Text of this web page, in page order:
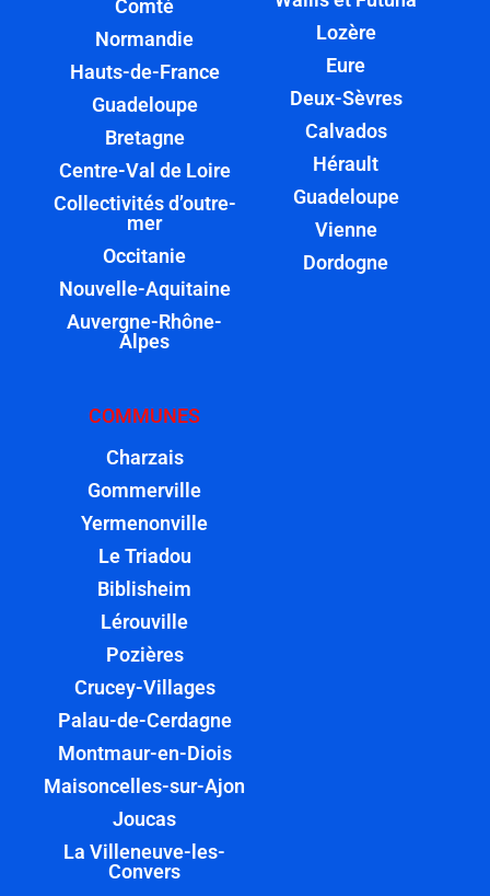
Comté
Normandie
Hauts-de-France
Guadeloupe
Bretagne
Centre-Val de Loire
Collectivités d’outre-
mer
Occitanie
Nouvelle-Aquitaine
Auvergne-Rhône-
Alpes
Lozère
Eure
Deux-Sèvres
Calvados
Hérault
Guadeloupe
Vienne
Dordogne
COMMUNES
Charzais
Gommerville
Yermenonville
Le Triadou
Biblisheim
Lérouville
Pozières
Crucey-Villages
Palau-de-Cerdagne
Montmaur-en-Diois
Maisoncelles-sur-Ajon
Joucas
La Villeneuve-les-
Convers